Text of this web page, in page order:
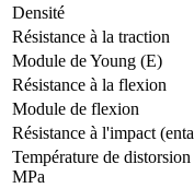
Densité
Résistance à la traction
Module de Young (E)
Résistance à la flexion
Module de flexion
Résistance à l'impact
Température de
MPa